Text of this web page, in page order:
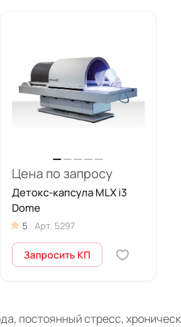
Цена по запросу
Детокс-капсула MLX i3
Dome
5 Арт. 5297
Запросить КП
постоянный стресс,